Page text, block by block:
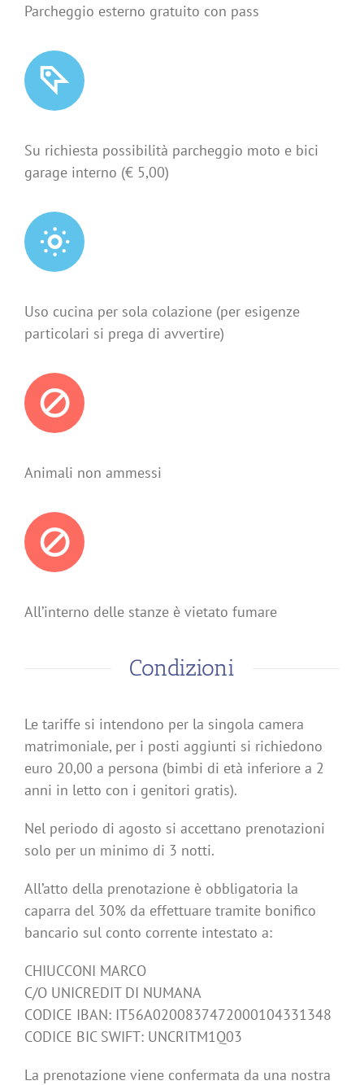
Parcheggio esterno gratuito con pass
Su richiesta possibilità parcheggio moto e bici
garage interno (€ 5,00)
Uso cucina per sola colazione (per esigenze
particolari si prega di avvertire)
Animali non ammessi
All’interno delle stanze è vietato fumare
Condizioni
Le tariffe si intendono per la singola camera
matrimoniale, per i posti aggiunti si richiedono
euro 20,00 a persona (bimbi di età inferiore a 2
anni in letto con i genitori gratis).
Nel periodo di agosto si accettano prenotazioni
solo per un minimo di 3 notti.
All’atto della prenotazione è obbligatoria la
caparra del 30% da effettuare tramite bonifico
bancario sul conto corrente intestato a:
CHIUCCONI MARCO
C/O UNICREDIT DI NUMANA
CODICE IBAN: IT56A0200837472000104331348
CODICE BIC SWIFT: UNCRITM1Q03
La prenotazione viene confermata da una nostra